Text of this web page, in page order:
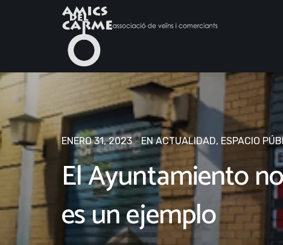
ENERO 31, 2023 ENACTUALIDAD, ESPACIO
El Ayuntamiento
es un ejemplo